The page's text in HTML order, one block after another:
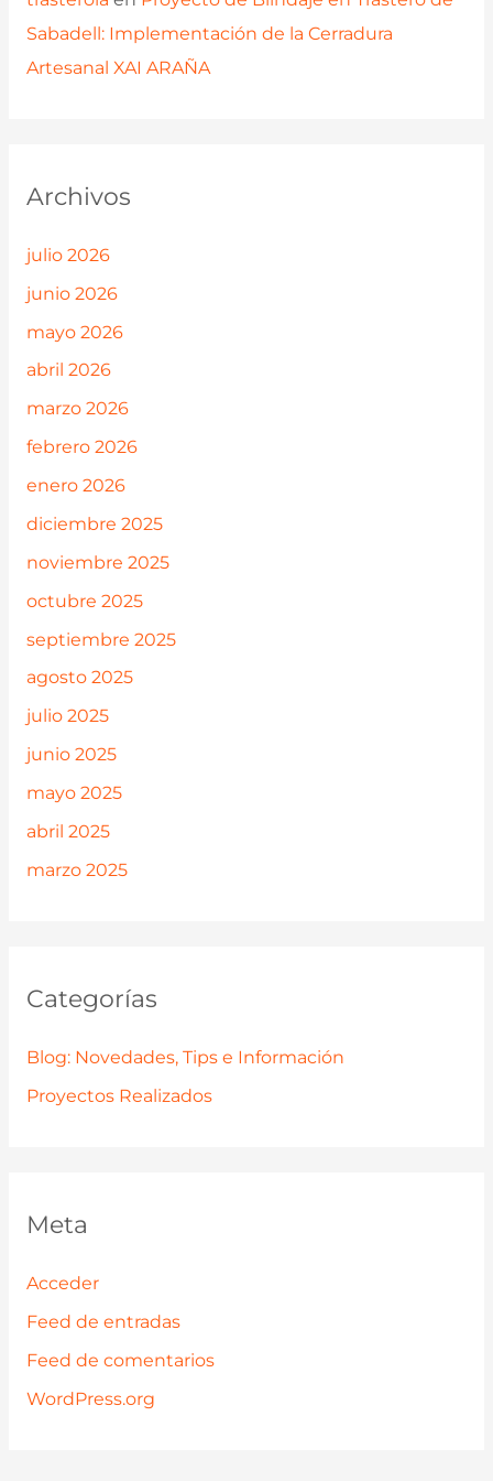
Sabadell: Implementación de la Cerradura
Artesanal XAI ARAÑA
Archivos
julio 2026
junio 2026
mayo 2026
abril 2026
marzo 2026
febrero 2026
enero 2026
diciembre 2025
noviembre 2025
octubre 2025
septiembre 2025
agosto 2025
julio 2025
junio 2025
mayo 2025
abril 2025
marzo 2025
Categorías
Blog: Novedades, Tips e Información
Proyectos Realizados
Meta
Acceder
Feed de entradas
Feed de comentarios
WordPress.org